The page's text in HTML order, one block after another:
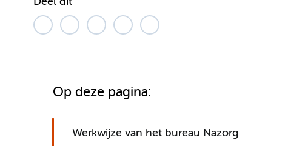
Op deze pagina:
Werkwijze van het bureau Nazorg